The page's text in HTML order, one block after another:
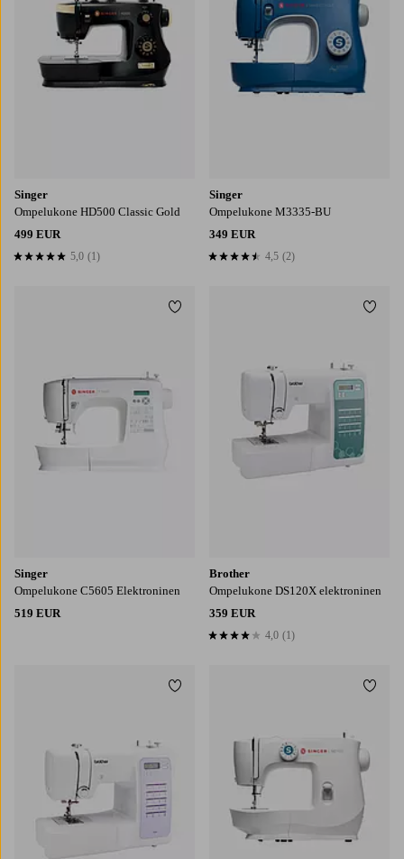
Singer
Ompelukone HD500 Classic Gold
499 EUR
5,0 perustuen 1 arvosanaan
5,0 (1)
Singer
Ompelukone M3335-BU
349 EUR
4,5 perustuen 2 arvosanaan
4,5 (2)
Singer
Ompelukone C5605 Elektroninen
519 EUR
Lisää suosikkeihin
Brother
Ompelukone DS120X elektroninen
359 EUR
4,0 perustuen 1 arvosanaan
4,0 (1)
Lisää suosikkeihin